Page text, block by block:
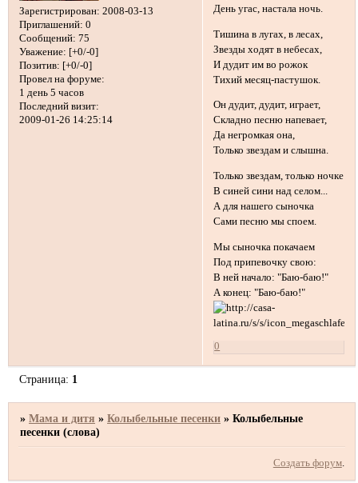
Зарегистрирован: 2008-03-13
Приглашений: 0
Сообщений: 75
Уважение: [+0/-0]
Позитив: [+0/-0]
Провел на форуме:
1 день 5 часов
Последний визит:
2009-01-26 14:25:14
День угас, настала ночь.
Тишина в лугах, в лесах,
Звезды ходят в небесах,
И дудит им во рожок
Тихий месяц-пастушок.
Он дудит, дудит, играет,
Складно песню напевает,
Да негромкая она,
Только звездам и слышна.
Только звездам, только ночке
В синей сини над селом...
А для нашего сыночка
Сами песню мы споем.
Мы сыночка покачаем
Под припевочку свою:
В ней начало: "Баю-баю!"
А конец: "Баю-баю!"
0
Страница: 1
»Мама и дитя »Колыбельные песенки »Колыбельные
песенки (слова)
Создать форум.